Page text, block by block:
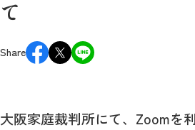
て
Share
大阪家庭裁判所にて、Zoomを